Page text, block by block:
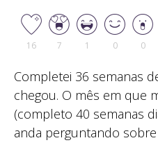
16 7 1 0 0
Completei 36 semanas
chegou. O mês em que
(completo 40 semanas
anda perguntando